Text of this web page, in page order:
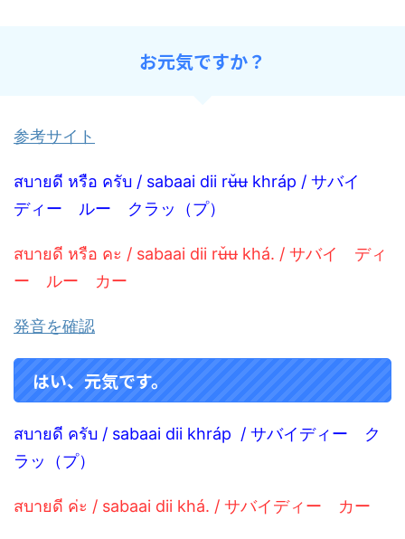
お元気ですか？
参考サイト
สบายดี หรือ ครับ / sabaai dii rʉ̌ʉ khráp / サバイ
ディー ルー クラッ（プ）
สบายดี หรือ คะ / sabaai dii rʉ̌ʉ khá. / サバイ ディ
ー ルー カー
発音を確認
はい、元気です。
สบายดี ครับ / sabaai dii khráp / サバイディー ク
ラッ（プ）
สบายดี ค่ะ / sabaai dii khá. / サバイディー カー